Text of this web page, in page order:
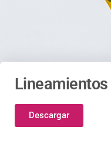
Lineamientos
Descargar